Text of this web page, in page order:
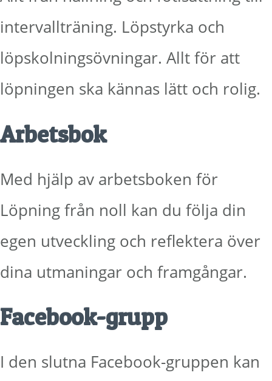
intervallträning. Löpstyrka och
löpskolningsövningar. Allt för att
löpningen ska kännas lätt och rolig.
Arbetsbok
Med hjälp av arbetsboken för
Löpning från noll kan du följa din
egen utveckling och reflektera över
dina utmaningar och framgångar.
Facebook-grupp
I den slutna Facebook-gruppen kan